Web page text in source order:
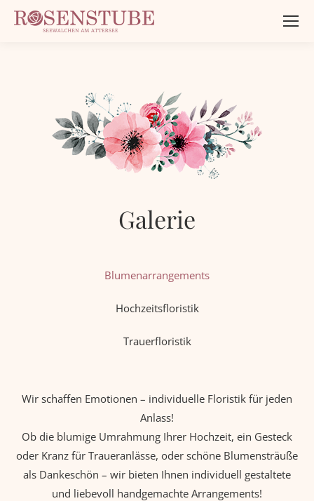
Galerie
Blumenarrangements
Hochzeitsfloristik
Trauerfloristik
Wir schaffen Emotionen – individuelle Floristik für jeden
Anlass!
Ob die blumige Umrahmung Ihrer Hochzeit, ein Gesteck
oder Kranz für Traueranlässe, oder schöne Blumensträuße
als Dankeschön – wir bieten Ihnen individuell gestaltete
und liebevoll handgemachte Arrangements!